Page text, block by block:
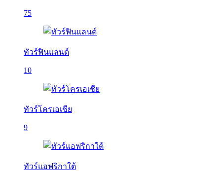
75
ทัวร์ฟินแลนด์
10
ทัวร์โครเอเชีย
9
ทัวร์แอฟริกาใต้